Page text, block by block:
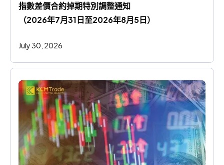
指數差價合約掉期特別調整通知
（2026年7月31日至2026年8月5日）
July 30, 2026